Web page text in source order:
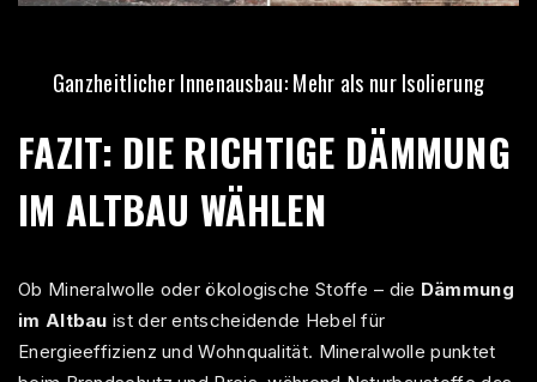
Ganzheitlicher Innenausbau: Mehr als nur Isolierung
FAZIT: DIE RICHTIGE DÄMMUNG
IM ALTBAU WÄHLEN
Ob Mineralwolle oder ökologische Stoffe – die Dämmung
im Altbau ist der entscheidende Hebel für
Energieeffizienz und Wohnqualität. Mineralwolle punktet